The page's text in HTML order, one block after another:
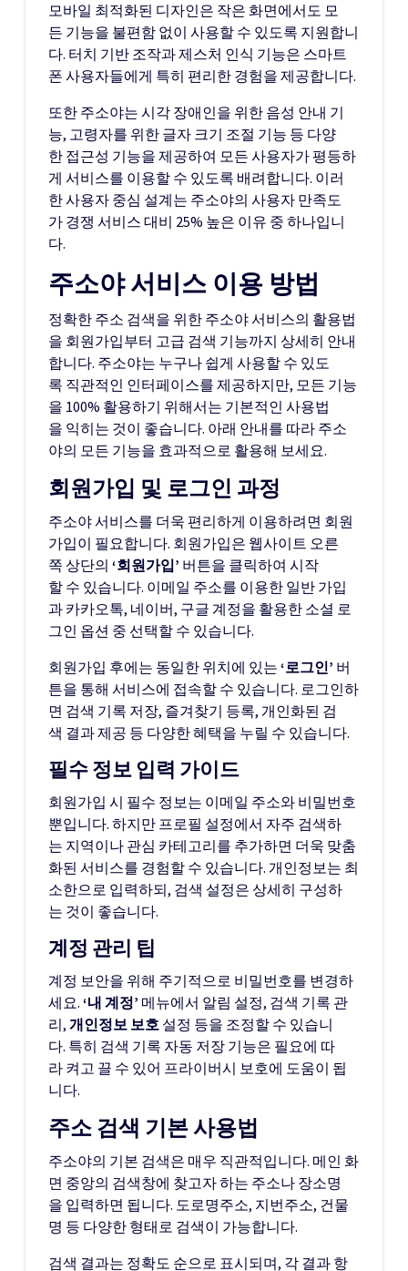
모바일 최적화된 디자인은 작은 화면에서도 모
든 기능을 불편함 없이 사용할 수 있도록 지원합니
다. 터치 기반 조작과 제스처 인식 기능은 스마트
폰 사용자들에게 특히 편리한 경험을 제공합니다.
또한 주소야는 시각 장애인을 위한 음성 안내 기
능, 고령자를 위한 글자 크기 조절 기능 등 다양
한 접근성 기능을 제공하여 모든 사용자가 평등하
게 서비스를 이용할 수 있도록 배려합니다. 이러
한 사용자 중심 설계는 주소야의 사용자 만족도
가 경쟁 서비스 대비 25% 높은 이유 중 하나입니
다.
주소야 서비스 이용 방법
정확한 주소 검색을 위한 주소야 서비스의 활용법
을 회원가입부터 고급 검색 기능까지 상세히 안내
합니다. 주소야는 누구나 쉽게 사용할 수 있도
록 직관적인 인터페이스를 제공하지만, 모든 기능
을 100% 활용하기 위해서는 기본적인 사용법
을 익히는 것이 좋습니다. 아래 안내를 따라 주소
야의 모든 기능을 효과적으로 활용해 보세요.
회원가입 및 로그인 과정
주소야 서비스를 더욱 편리하게 이용하려면 회원
가입이 필요합니다. 회원가입은 웹사이트 오른
쪽 상단의 ‘회원가입’ 버튼을 클릭하여 시작
할 수 있습니다. 이메일 주소를 이용한 일반 가입
과 카카오톡, 네이버, 구글 계정을 활용한 소셜 로
그인 옵션 중 선택할 수 있습니다.
회원가입 후에는 동일한 위치에 있는 ‘로그인’ 버
튼을 통해 서비스에 접속할 수 있습니다. 로그인하
면 검색 기록 저장, 즐겨찾기 등록, 개인화된 검
색 결과 제공 등 다양한 혜택을 누릴 수 있습니다.
필수 정보 입력 가이드
회원가입 시 필수 정보는 이메일 주소와 비밀번호
뿐입니다. 하지만 프로필 설정에서 자주 검색하
는 지역이나 관심 카테고리를 추가하면 더욱 맞춤
화된 서비스를 경험할 수 있습니다. 개인정보는 최
소한으로 입력하되, 검색 설정은 상세히 구성하
는 것이 좋습니다.
계정 관리 팁
계정 보안을 위해 주기적으로 비밀번호를 변경하
세요. ‘내 계정’ 메뉴에서 알림 설정, 검색 기록 관
리, 개인정보 보호 설정 등을 조정할 수 있습니
다. 특히 검색 기록 자동 저장 기능은 필요에 따
라 켜고 끌 수 있어 프라이버시 보호에 도움이 됩
니다.
주소 검색 기본 사용법
주소야의 기본 검색은 매우 직관적입니다. 메인 화
면 중앙의 검색창에 찾고자 하는 주소나 장소명
을 입력하면 됩니다. 도로명주소, 지번주소, 건물
명 등 다양한 형태로 검색이 가능합니다.
검색 결과는 정확도 순으로 표시되며, 각 결과 항